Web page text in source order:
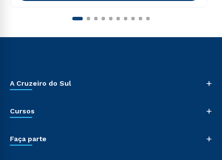
A Cruzeiro do Sul +
Cursos +
Faça parte +